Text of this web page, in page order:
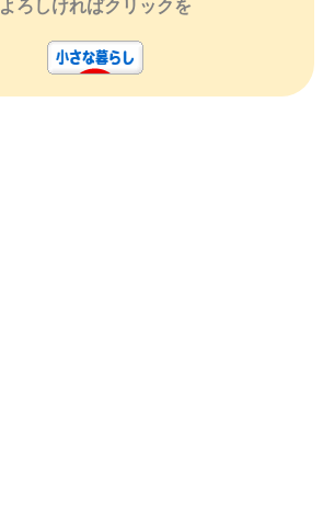
よろしければクリックを